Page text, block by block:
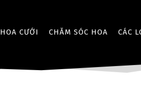
HOA CƯỚI CHĂM SÓC HOA CÁC